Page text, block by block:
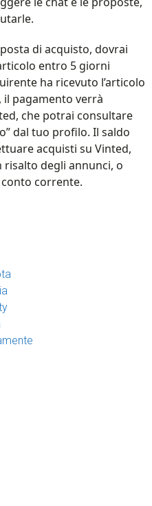
di acquisto, dovrai
entro 5 giorni
ha ricevuto l’articolo
il pagamento verrà
che potrai consultare
dal tuo profilo. Il saldo
acquisti su Vinted,
risalto degli annunci, o
corrente.